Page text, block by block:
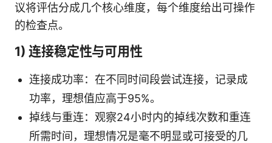
议将评估分成几个核心维度，每个维度给出可操作
的检查点。
1) 连接稳定性与可用性
连接成功率：在不同时间段尝试连接，记录成
功率，理想值应高于95%。
掉线与重连：观察24小时内的掉线次数和重连
所需时间，理想情况是毫不明显或可接受的几